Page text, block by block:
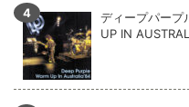
ディープパープ
UP IN